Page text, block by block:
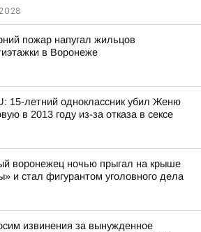
20:28
пожар напугал жильцов
в Воронеже
15-летний одноклассник убил Женю
в 2013 году из-за отказа в сексе
воронежец ночью прыгал на крыше
и стал фигурантом уголовного дела
извинения за вынужденное